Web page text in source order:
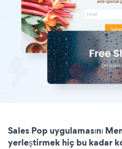
Sales Pop uygulamasını
yerleştirmek hiç bu kadar